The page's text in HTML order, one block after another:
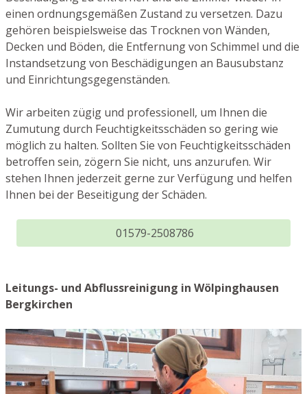
einen ordnungsgemäßen Zustand zu versetzen. Dazu
gehören beispielsweise das Trocknen von Wänden,
Decken und Böden, die Entfernung von Schimmel und die
Instandsetzung von Beschädigungen an Bausubstanz
und Einrichtungsgegenständen.
Wir arbeiten zügig und professionell, um Ihnen die
Zumutung durch Feuchtigkeitsschäden so gering wie
möglich zu halten. Sollten Sie von Feuchtigkeitsschäden
betroffen sein, zögern Sie nicht, uns anzurufen. Wir
stehen Ihnen jederzeit gerne zur Verfügung und helfen
Ihnen bei der Beseitigung der Schäden.
01579-2508786
Leitungs- und Abflussreinigung in Wölpinghausen
Bergkirchen